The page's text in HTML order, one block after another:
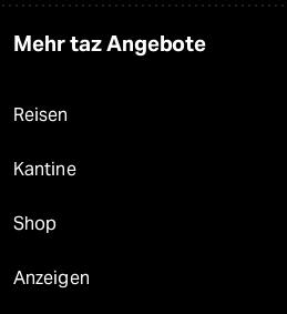
Mehr taz Angebote
Reisen
Kantine
Shop
Anzeigen